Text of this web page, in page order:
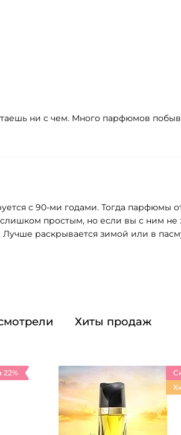
ни с чем. Много парфюмов
с 90-ми годами. Тогда
простым, но если вы с ним не
раскрывается зимой или в
Хиты продаж
22%